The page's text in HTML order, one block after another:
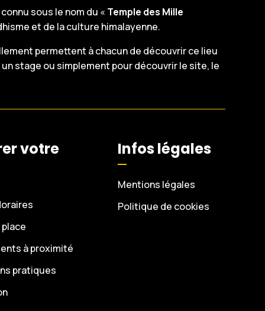
connu sous le nom du « Temple des Mille
et de la culture himalayenne.
permettent à chacun de découvrir ce lieu
stage ou simplement pour découvrir le site, le
votre
à proximité
pratiques
Infos légales
Mentions légales
Politique de cookies